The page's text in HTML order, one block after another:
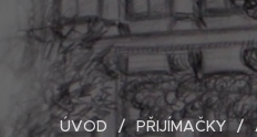
ÚVOD PŘIJÍMAČKY